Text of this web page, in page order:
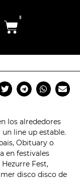
0
los alrededores
line up estable.
Obituary o
en festivales
Fest,
disco disco de